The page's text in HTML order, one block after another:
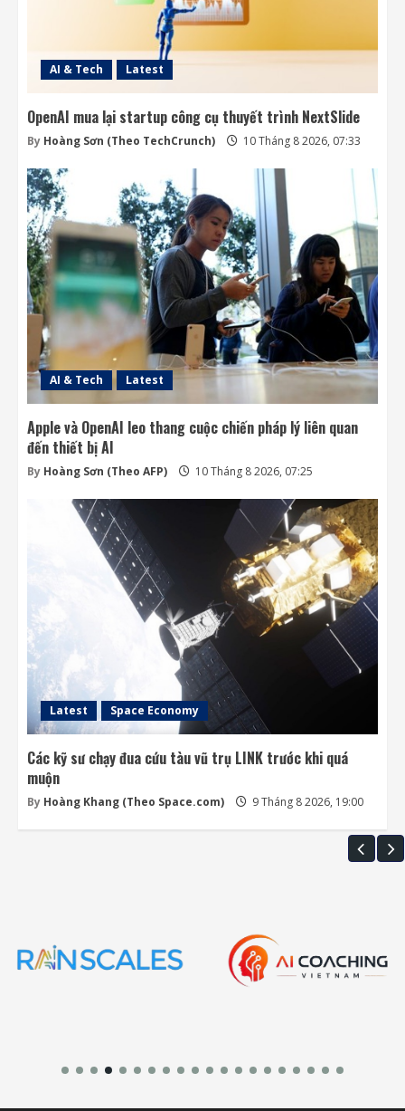
AI & Tech Latest
OpenAI mua lại startup công cụ thuyết trình NextSlide
By Hoàng Sơn (Theo TechCrunch) 10 Tháng 8 2026, 07:33
AI & Tech Latest
Apple và OpenAI leo thang cuộc chiến pháp lý liên quan
đến thiết bị AI
By Hoàng Sơn (Theo AFP) 10 Tháng 8 2026, 07:25
Latest Space Economy
Các kỹ sư chạy đua cứu tàu vũ trụ LINK trước khi quá
muộn
By Hoàng Khang (Theo Space.com) 9 Tháng 8 2026, 19:00